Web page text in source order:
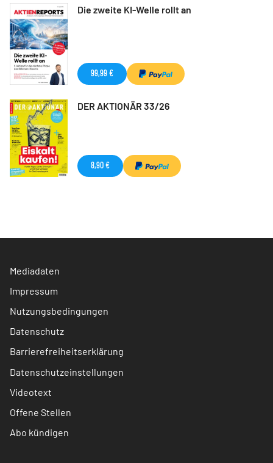
Die zweite KI-Welle rollt an
99,99 €
DER AKTIONÄR 33/26
8,90 €
Mediadaten
Impressum
Nutzungsbedingungen
Datenschutz
Barrierefreiheitserklärung
Datenschutzeinstellungen
Videotext
Offene Stellen
Abo kündigen